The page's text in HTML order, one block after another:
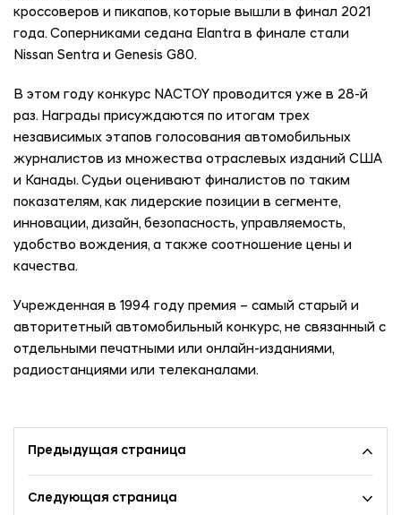
кроссоверов и пикапов, которые вышли в финал 2021
года. Соперниками седана Elantra в финале стали
Nissan Sentra и Genesis G80.
В этом году конкурс NACTOY проводится уже в 28-й
раз. Награды присуждаются по итогам трех
независимых этапов голосования автомобильных
журналистов из множества отраслевых изданий США
и Канады. Судьи оценивают финалистов по таким
показателям, как лидерские позиции в сегменте,
инновации, дизайн, безопасность, управляемость,
удобство вождения, а также соотношение цены и
качества.
Учрежденная в 1994 году премия – самый старый и
авторитетный автомобильный конкурс, не связанный с
отдельными печатными или онлайн-изданиями,
радиостанциями или телеканалами.
Предыдущая страница
Следующая страница